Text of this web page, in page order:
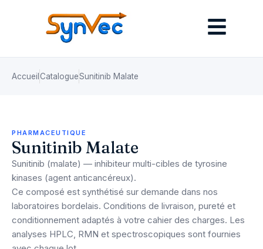
Accueil CatalogueSunitinib Malate
PHARMACEUTIQUE
Sunitinib Malate
Sunitinib (malate) — inhibiteur multi-cibles de tyrosine
kinases (agent anticancéreux).
Ce composé est synthétisé sur demande dans nos
laboratoires bordelais. Conditions de livraison, pureté et
conditionnement adaptés à votre cahier des charges. Les
analyses HPLC, RMN et spectroscopiques sont fournies